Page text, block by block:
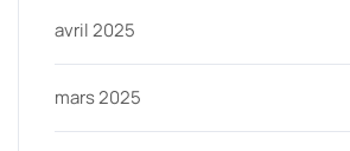
avril 2025
mars 2025